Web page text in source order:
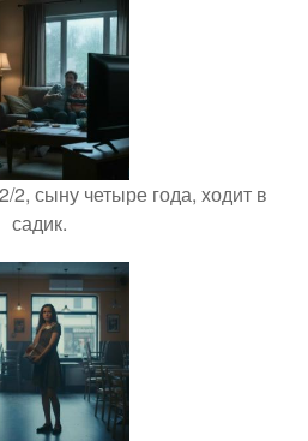
2, сыну четыре года, ходит в
садик.